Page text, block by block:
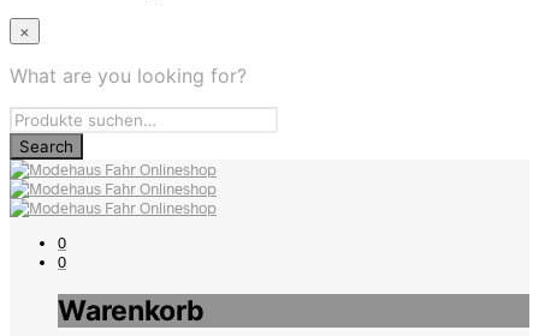
×
What are you looking for?
0
0
Warenkorb